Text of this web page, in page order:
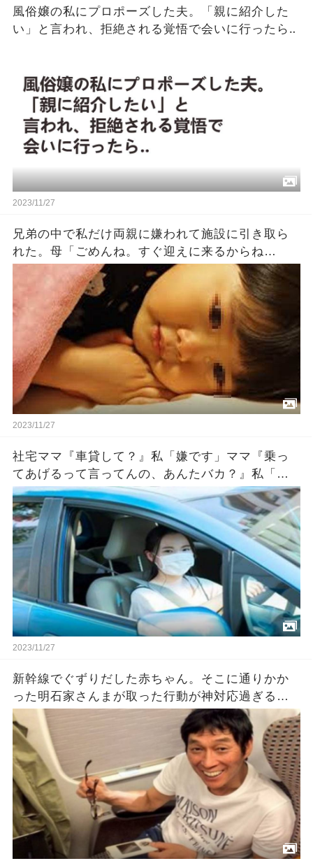
風俗嬢の私にプロポーズした夫。「親に紹介した
い」と言われ、拒絶される覚悟で会いに行ったら‥
2023/11/27
兄弟の中で私だけ両親に嫌われて施設に引き取ら
れた。母「ごめんね。すぐ迎えに来るからね
（泣）」父「ごめんな…」私『…』→数十年後…
2023/11/27
社宅ママ『車貸して？』私「嫌です」ママ『乗っ
てあげるって言ってんの、あんたバカ？』私「バ
カとはなんですか！」『新入りのクセに生意気！
パパに言いつけてやる！』後日→
2023/11/27
新幹線でぐずりだした赤ちゃん。そこに通りかか
った明石家さんまが取った行動が神対応過ぎる…
が、オチがスゴかった。